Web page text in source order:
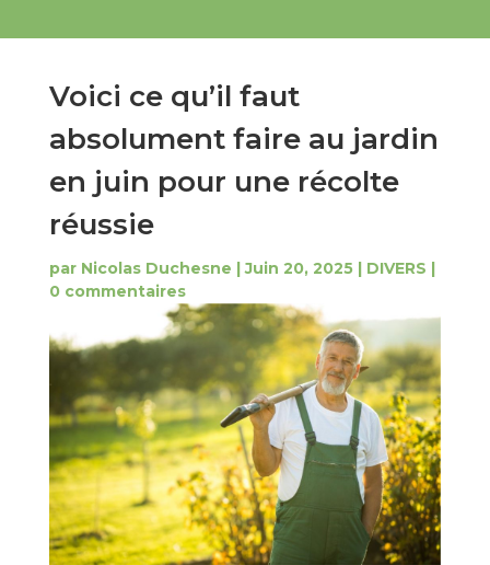
Voici ce qu’il faut
absolument faire au jardin
en juin pour une récolte
réussie
par Nicolas Duchesne |Juin 20, 2025| DIVERS |
0 commentaires